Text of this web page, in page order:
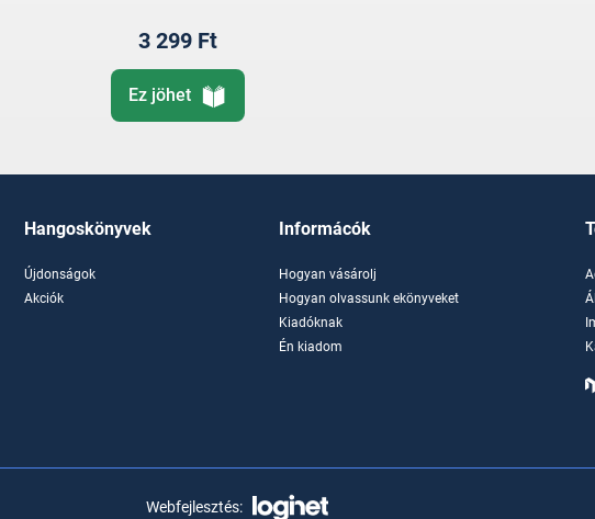
3 299 Ft
Ez jöhet
Hangoskönyvek
Újdonságok
Akciók
Informácók
Hogyan vásárolj
Hogyan olvassunk ekönyveket
Kiadóknak
Én kiadom
Webfejlesztés: